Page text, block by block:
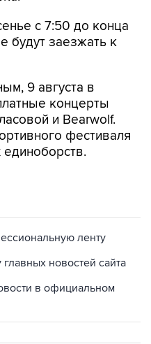
с 7:50 до конца
будут заезжать к
9 августа в
концерты
и Bearwolf.
фестиваля
ленту
новостей сайта
в официальном